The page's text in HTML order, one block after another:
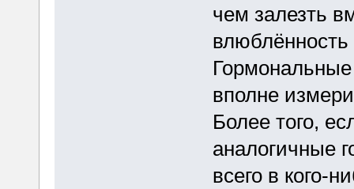
чем залезть
вполне
Более того,
аналогичные
всего в кого-